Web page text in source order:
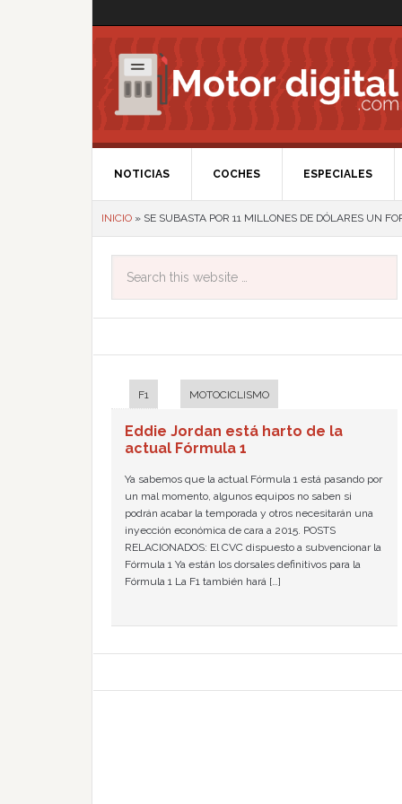
NOTICIAS COCHES ESPECIALES
INICIO » SE SUBASTA POR 11 MILLONES DE DÓLARES UN
F1 MOTOCICLISMO
Eddie Jordan está harto de la
actual Fórmula 1
Ya sabemos que la actual Fórmula 1 está pasando por
un mal momento, algunos equipos no saben si
podrán acabar la temporada y otros necesitarán una
inyección económica de cara a 2015. POSTS
RELACIONADOS: El CVC dispuesto a subvencionar la
Fórmula 1 Ya están los dorsales definitivos para la
Fórmula 1 La F1 también hará […]